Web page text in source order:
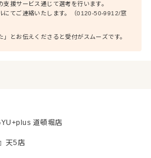
援サービス通じて選考を行います。
にてご連絡いたします。（0120-50-9912/窓
とお伝えくださると受付がスムーズです。
道頓堀店
天5店